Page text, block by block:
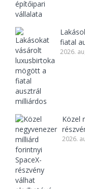
fiatal
2026.
Közel
2026.